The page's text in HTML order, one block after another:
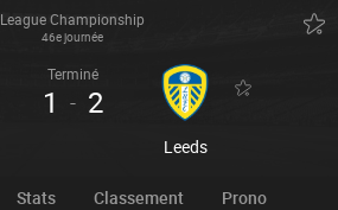
League Championship
46e journée
Terminé
1 - 2
Leeds
Stats Classement Prono